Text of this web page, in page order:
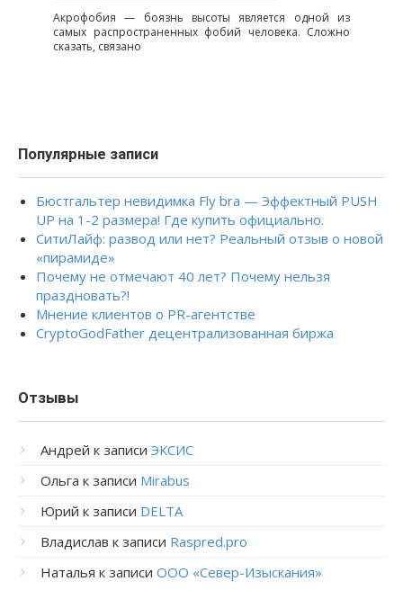
Акрофобия — боязнь высоты является одной из
самых распространенных фобий человека. Сложно
сказать, связано
Популярные записи
Бюстгальтер невидимка Fly bra — Эффектный PUSH
UP на 1-2 размера! Где купить официально.
СитиЛайф: развод или нет? Реальный отзыв о новой
«пирамиде»
Почему не отмечают 40 лет? Почему нельзя
праздновать?!
Мнение клиентов о PR-агентстве
CryptoGodFather децентрализованная биржа
Отзывы
Андрей к записи ЭКСИС
Ольга к записи Mirabus
Юрий к записи DELTA
Владислав к записи Raspred.pro
Наталья к записи ООО «Север-Изыскания»